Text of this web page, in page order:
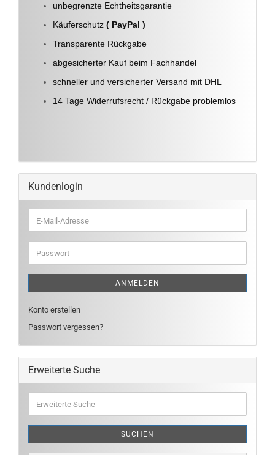
unbegrenzte Echtheitsgarantie
Käuferschutz ( PayPal )
Transparente Rückgabe
abgesicherter Kauf beim Fachhandel
schneller und versicherter Versand mit DHL
14 Tage Widerrufsrecht / Rückgabe problemlos
Kundenlogin
E-
Mail-
Adresse
Passwort
ANMELDEN
Konto erstellen
Passwort vergessen?
Erweiterte Suche
Suche
SUCHEN